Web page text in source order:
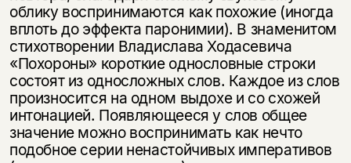
облику воспринимаются как похожие (иногда
вплоть до эффекта паронимии). В знаменитом
стихотворении Владислава Ходасевича
«Похороны» короткие однословные строки
состоят из односложных слов. Каждое из слов
произносится на одном выдохе и со схожей
интонацией. Появляющееся у слов общее
значение можно воспринимать как нечто
подобное серии ненастойчивых императивов